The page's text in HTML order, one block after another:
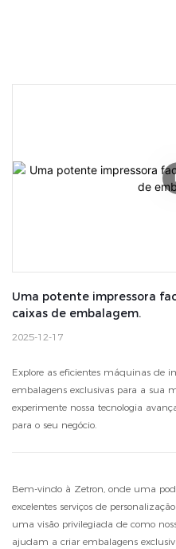
Uma potente impressora
caixas de embalagem.
2025-12-17
Explore as eficientes máquinas de
embalagens exclusivas para a sua
experimente nossa tecnologia
para o seu negócio.
Bem-vindo à Zetron, onde uma
excelentes serviços de
uma visão privilegiada de como
ajudam a criar embalagens